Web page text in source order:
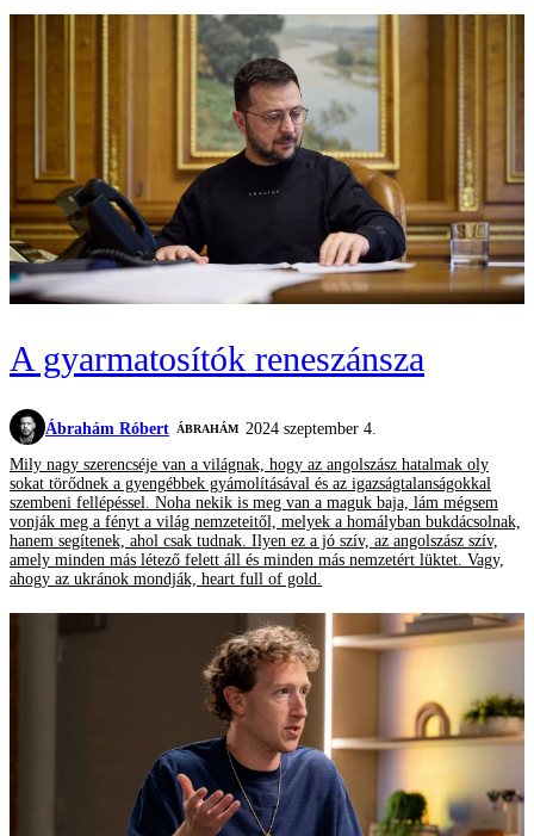
A gyarmatosítók reneszánsza
Ábrahám Róbert ÁBRAHÁM
2024 szeptember 4.
Mily nagy szerencséje van a világnak, hogy az angolszász hatalmak oly
sokat törődnek a gyengébbek gyámolításával és az igazságtalanságokkal
szembeni fellépéssel. Noha nekik is meg van a maguk baja, lám mégsem
vonják meg a fényt a világ nemzeteitől, melyek a homályban bukdácsolnak,
hanem segítenek, ahol csak tudnak. Ilyen ez a jó szív, az angolszász szív,
amely minden más létező felett áll és minden más nemzetért lüktet. Vagy,
ahogy az ukránok mondják, heart full of gold.